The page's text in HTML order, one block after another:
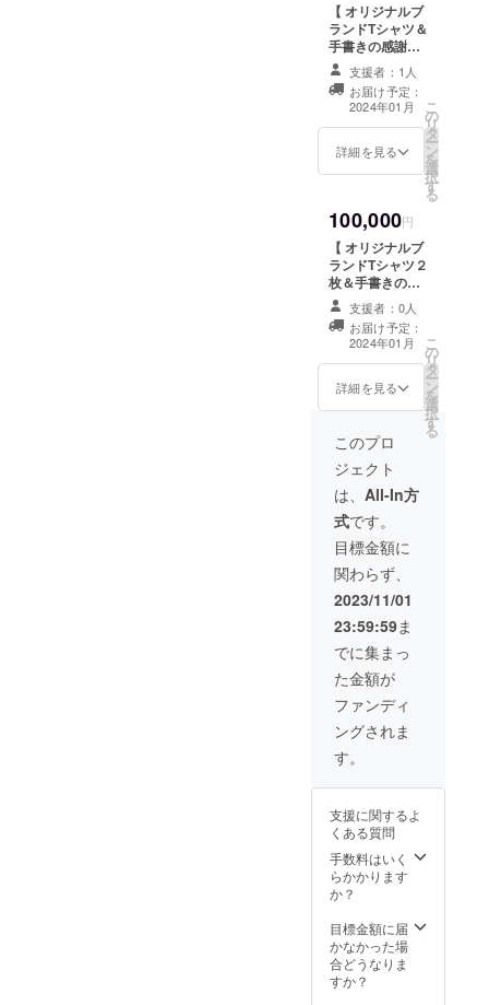
ズ ア
クリル
キーホ
ル
ダー 5
ｘ5
ルス
テッ
ｘ8 ・
手書き
の感謝
状
【 オリジナルブ
ランドTシャツ＆
手書きの感謝状
】 オリジナルブ
ランドTシャツと
手書きの感謝状
をお届けしま
す。 〈 内容 〉
・ オリジナルブ
ランドTシャツ
ます。 ・手書き
の感謝状
支援者：1人
お届け予定：
2024年01月
詳細を見る
こ
の
リ
タ
ー
ン
を
選
択
す
る
100,000円
【 オリジナルブ
ランドTシャツ２
枚＆手書きの感
謝状 】 オリジナ
ルブランドTシャ
ツ２枚と手書き
の感謝状をお届
けします。 〈 内
容 〉 ・ オリジ
緑のロゴが印刷
・手書きの感謝
状
支援者：0人
お届け予定：
2024年01月
詳細を見る
こ
の
リ
タ
ー
ン
を
選
択
す
る
このプロ
ジェクト
は、 All-In方
式です。
目標金額に
関わらず、
2023/11/01
23:59:59ま
でに集まっ
た金額が
ファンディ
ングされま
す。
支援に関するよ
くある質問
手数料はいく
らかかります
か？
目標金額に届
かなかった場
合どうなりま
すか？